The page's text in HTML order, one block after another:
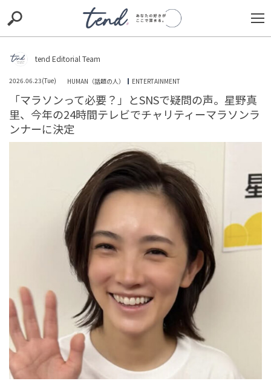
trill nordot RECOMMEND ARENA TOP
【無印良品】ただのメイクポーチだと思ってない？1,290
円の神ポーチが『ガジェット入れ』として爆売れする理
由とは？
TREND（トレンド深堀）
tend Editorial Team
「その学校、お金がかかるでしょう」進路に口を出して
きた叔母→口を出してきた理由に思わず絶句
TREND（トレンド深堀）
tend Editorial Team
tend Editorial Team
2026.06.23(Tue) HUMAN（話題の人） ENTERTAINMENT
「マラソンって必要？」とSNSで疑問の声。星野真
里、今年の24時間テレビでチャリティーマラソンラ
ンナーに決定